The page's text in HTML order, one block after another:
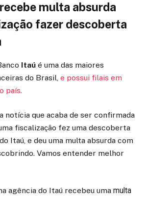
multa absurda
fazer descoberta
Itaú é uma das maiores
do Brasil, e possui filais em
país.
notícia que acaba de ser confirmada
fiscalização fez uma descoberta
Itaú, e deu uma multa absurda com
Vamos entender melhor
agência do Itaú recebeu uma multa